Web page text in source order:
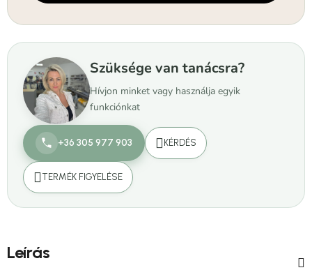
Szüksége van tanácsra?
Hívjon minket vagy használja egyik
funkciónkat
+36 305 977 903 KÉRDÉS
TERMÉK FIGYELÉSE
Leírás